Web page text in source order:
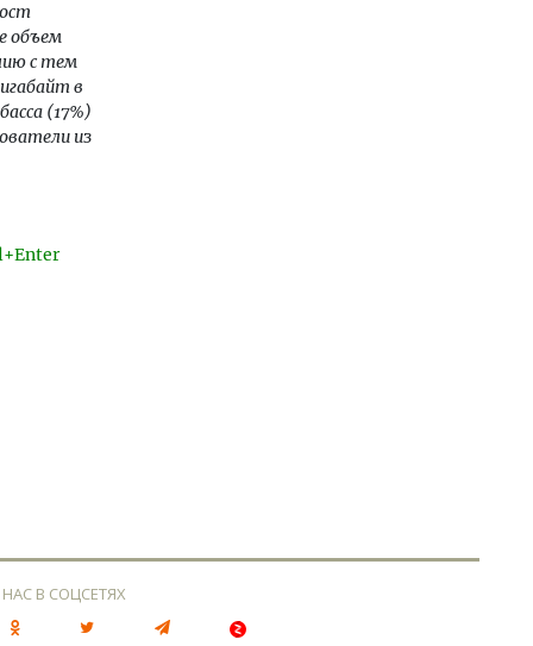
объем
с тем
в
(17%)
из
В СОЦСЕТЯХ